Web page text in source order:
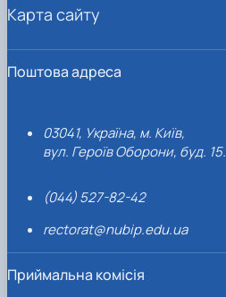
Поштова адреса
03041, Україна, м. Київ,
вул. Героїв Оборони, буд. 15.
(044) 527-82-42
rectorat@nubip.edu.ua
Приймальна комісія
Карта сайту